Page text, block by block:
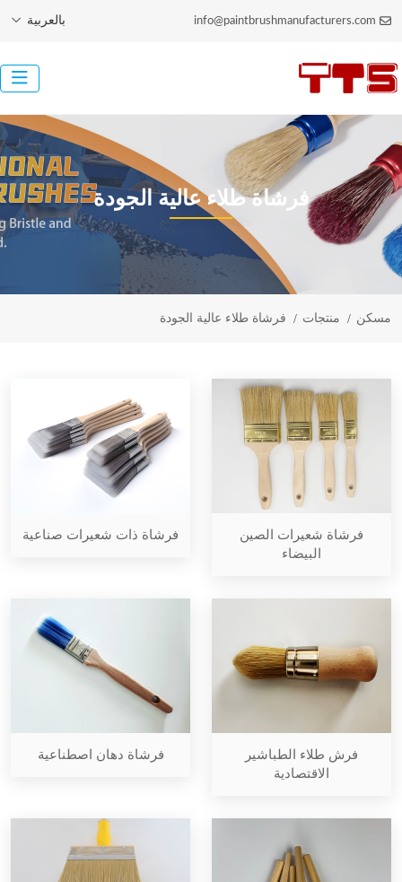
info@paintbrushmanufacturers.com بالعربية
فرشاة طلاء عالية الجودة
مسكن منتجات فرشاة طلاء عالية الجودة
فرشاة شعيرات الصين
البيضاء
فرشاة ذات شعيرات صناعية
فرش طلاء الطباشير
الاقتصادية
فرشاة دهان اصطناعية